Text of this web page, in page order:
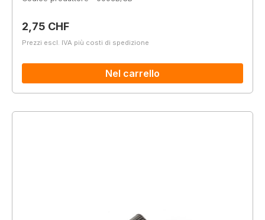
Prezzo normale:
2,75 CHF
Prezzi escl. IVA più costi di spedizione
Nel carrello